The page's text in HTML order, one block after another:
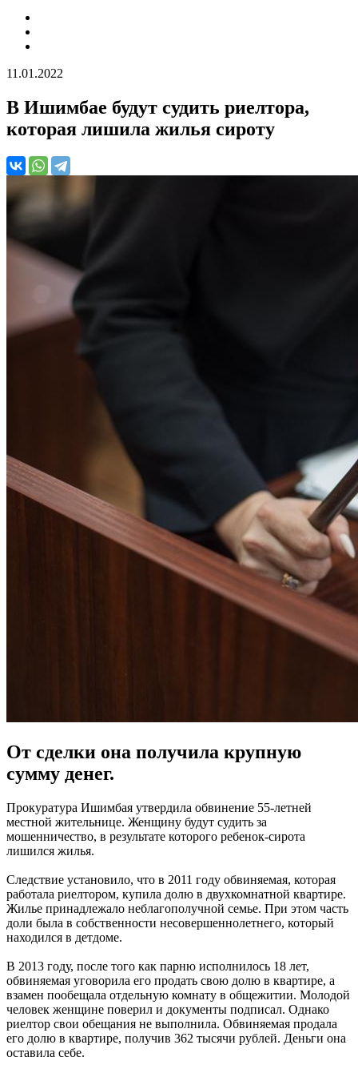
11.01.2022
В Ишимбае будут судить риелтора,
которая лишила жилья сироту
От сделки она получила крупную
сумму денег.
Прокуратура Ишимбая утвердила обвинение 55-летней
местной жительнице. Женщину будут судить за
мошенничество, в результате которого ребенок-сирота
лишился жилья.
Следствие установило, что в 2011 году обвиняемая, которая
работала риелтором, купила долю в двухкомнатной квартире.
Жилье принадлежало неблагополучной семье. При этом часть
доли была в собственности несовершеннолетнего, который
находился в детдоме.
В 2013 году, после того как парню исполнилось 18 лет,
обвиняемая уговорила его продать свою долю в квартире, а
взамен пообещала отдельную комнату в общежитии. Молодой
человек женщине поверил и документы подписал. Однако
риелтор свои обещания не выполнила. Обвиняемая продала
его долю в квартире, получив 362 тысячи рублей. Деньги она
оставила себе.